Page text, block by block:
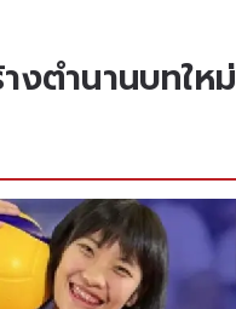
ตำนานบทใหม่